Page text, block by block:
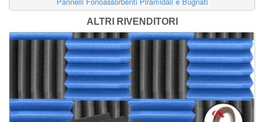
ALTRI RIVENDITORI